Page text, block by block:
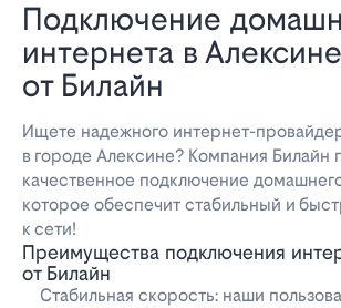
Подключение
интернета в Алексине
от Билайн
Ищете надежного интернет-
в городе Алексине? Компания Билайн
качественное подключение
которое обеспечит стабильный и
к сети!
Преимущества подключения
от Билайн
Стабильная скорость: наши